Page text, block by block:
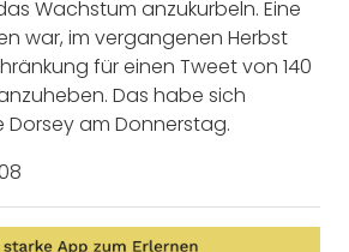
Wachstum anzukurbeln. Eine
war, im vergangenen Herbst
für einen Tweet von 140
Das habe sich
am Donnerstag.